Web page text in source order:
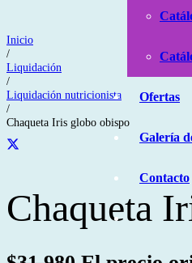
Ofertas
Galería
Contacto
Inicio
/
Liquidación
/
Liquidación nutricionista
/
Chaqueta Iris globo obispo
Chaqueta